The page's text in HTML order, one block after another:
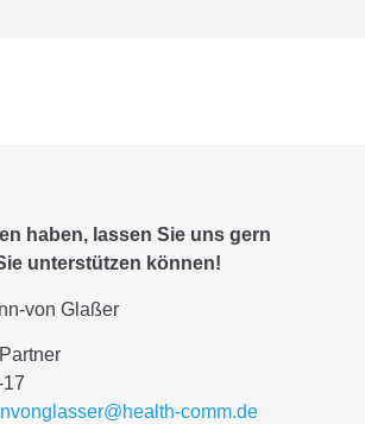
haben, lassen Sie uns gern
unterstützen können!
von Glaßer
comm.de